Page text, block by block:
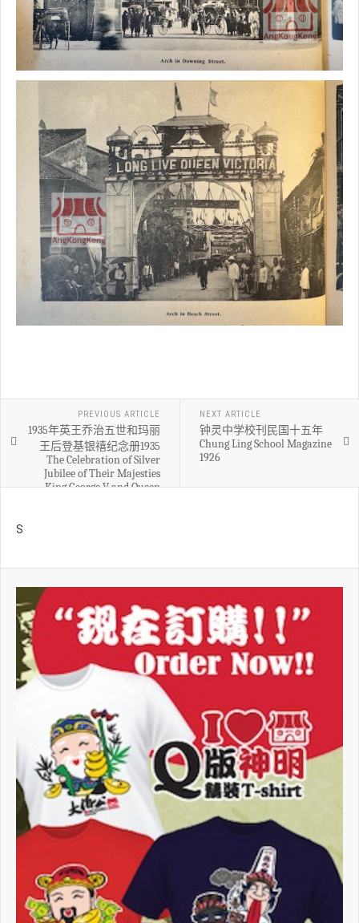
PREVIOUS ARTICLE
1935年英王乔治五世和玛丽
王后登基银禧纪念册1935
The Celebration of Silver
Jubilee of Their Majesties
King George V and Queen
NEXT ARTICLE
钟灵中学校刊民国十五年
Chung Ling School Magazine
1926
S